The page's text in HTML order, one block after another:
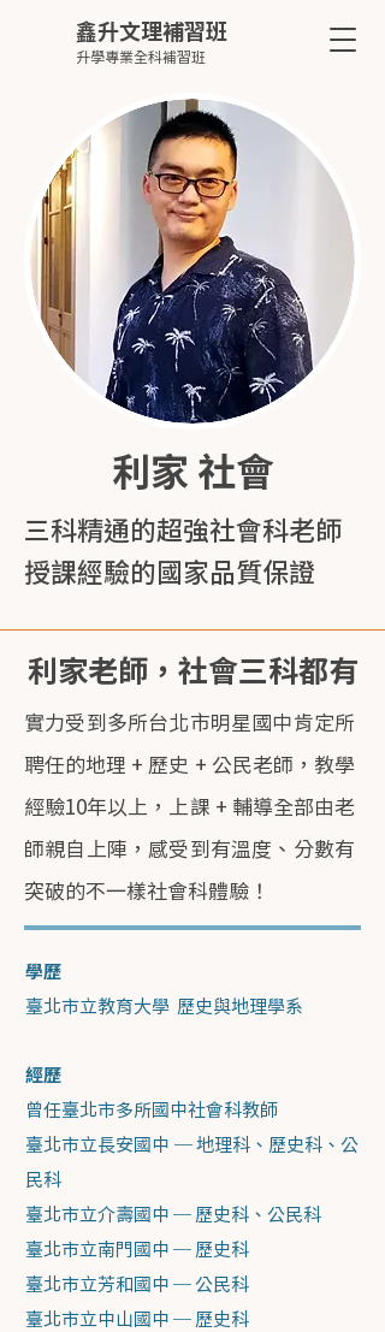
鑫升文理補習班
升學專業全科補習班
利家 社會
三科精通的超強社會科老師
授課經驗的國家品質保證
利家老師，社會三科都有
實力受到多所台北市明星國中肯定所
聘任的地理 + 歷史 + 公民老師，教學
經驗10年以上，上課 + 輔導全部由老
師親自上陣，感受到有溫度、分數有
突破的不一樣社會科體驗！
學歷
臺北市立教育大學 歷史與地理學系
經歷
曾任臺北市多所國中社會科教師
臺北市立長安國中 ─ 地理科、歷史科、公
民科
臺北市立介壽國中 ─ 歷史科、公民科
臺北市立南門國中 ─ 歷史科
臺北市立芳和國中 ─ 公民科
臺北市立中山國中 ─ 歷史科